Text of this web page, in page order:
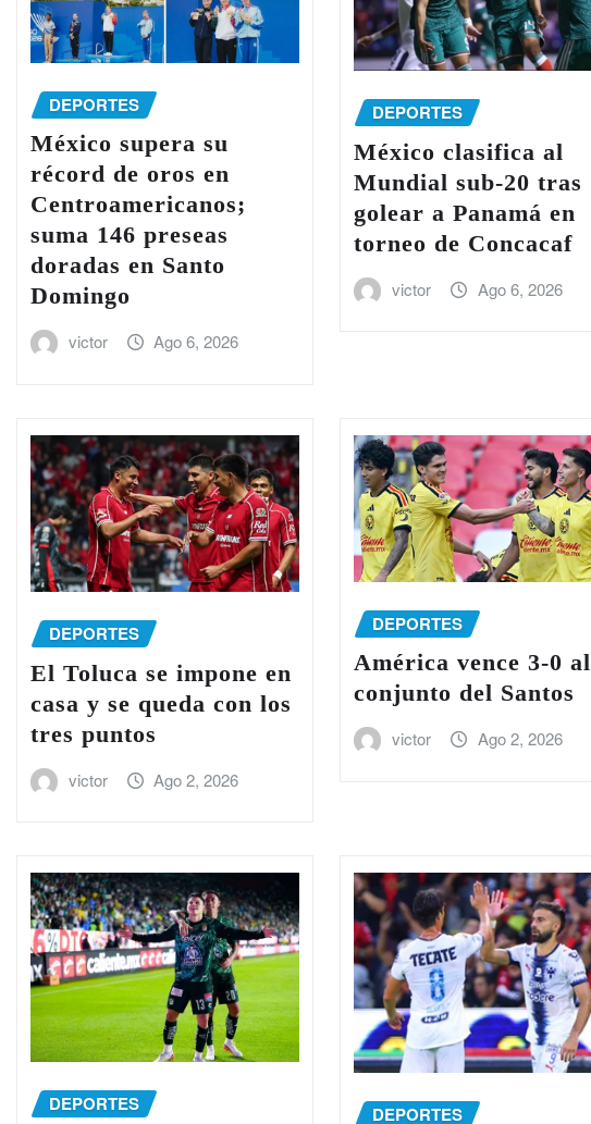
DEPORTES
México supera su
récord de oros en
Centroamericanos;
suma 146 preseas
doradas en Santo
Domingo
victor Ago 6, 2026
DEPORTES
México clasifica al
Mundial sub-20 tras
golear a Panamá en
torneo de Concacaf
victor Ago 6, 2026
DEPORTES
El Toluca se impone en
casa y se queda con los
tres puntos
victor Ago 2, 2026
DEPORTES
América vence 3-0 al
conjunto del Santos
victor Ago 2, 2026
DEPORTES DEPORTES